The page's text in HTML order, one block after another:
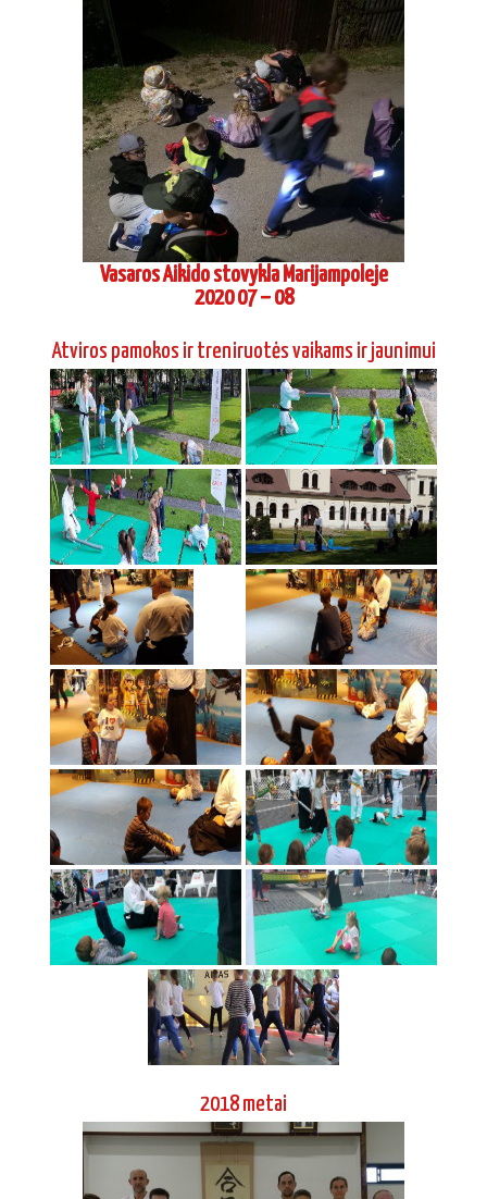
Vasaros Aikido stovykla Marijampoleje
2020 07 – 08
Atviros pamokos ir treniruotės vaikams ir jaunimui
2018 metai